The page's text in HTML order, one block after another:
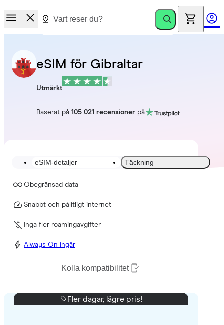
eSIM för Gibraltar
Utmärkt
Baserat på 105 021 recensionerpå
eSIM-detaljer Täckning
Obegränsad data
Snabbt och pålitligt internet
Inga fler roamingavgifter
Always On ingår
Kolla kompatibilitet
Fler dagar, lägre pris!